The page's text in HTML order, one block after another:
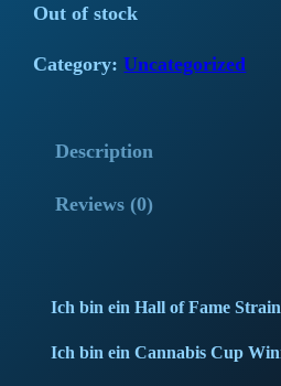
Out of stock
Category:Uncategorized
Description
Reviews (0)
Ich bin ein Hall of Fame
Ich bin ein Cannabis Cup